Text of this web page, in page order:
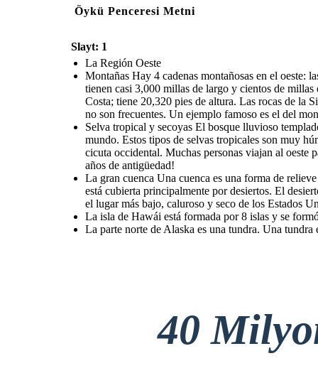
Öykü Penceresi Metni
Slayt: 1
La Región Oeste
Montañas Hay 4 cadenas montañosas en el oeste:
tienen casi 3,000 millas de largo y cientos de
Costa; tiene 20,320 pies de altura. Las rocas de la
no son frecuentes. Un ejemplo famoso es el del
Selva tropical y secoyas El bosque lluvioso
mundo. Estos tipos de selvas tropicales son muy
cicuta occidental. Muchas personas viajan al oeste
años de antigüedad!
La gran cuenca Una cuenca es una forma de
está cubierta principalmente por desiertos. El
el lugar más bajo, caluroso y seco de los Estados
La isla de Hawái está formada por 8 islas y se
La parte norte de Alaska es una tundra. Una
40